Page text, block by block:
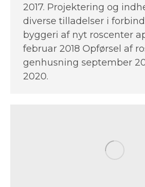
2017. Projektering og
diverse tilladelser i
byggeri af nyt roscenter
februar 2018 Opførsel af
genhusning september
2020.